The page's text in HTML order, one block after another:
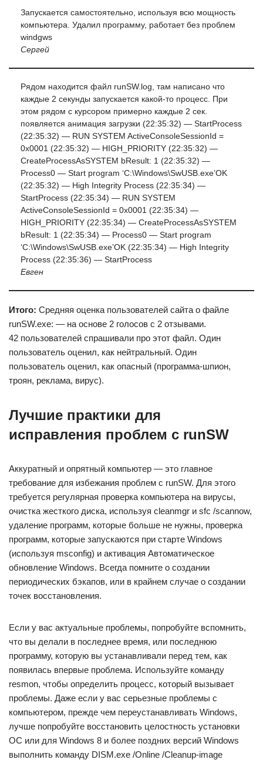
Запускается самостоятельно, используя всю мощность
компьютера. Удалил программу, работает без проблем
windgws
Сергей
Рядом находится файл runSW.log, там написано что
каждые 2 секунды запускается какой-то процесс. При
этом рядом с курсором примерно каждые 2 сек.
появляется анимация загрузки (22:35:32) — StartProcess
(22:35:32) — RUN SYSTEM ActiveConsoleSessionId =
0x0001 (22:35:32) — HIGH_PRIORITY (22:35:32) —
CreateProcessAsSYSTEM bResult: 1 (22:35:32) —
Process0 — Start program ‘C:\Windows\SwUSB.exe’OK
(22:35:32) — High Integrity Process (22:35:34) —
StartProcess (22:35:34) — RUN SYSTEM
ActiveConsoleSessionId = 0x0001 (22:35:34) —
HIGH_PRIORITY (22:35:34) — CreateProcessAsSYSTEM
bResult: 1 (22:35:34) — Process0 — Start program
‘C:\Windows\SwUSB.exe’OK (22:35:34) — High Integrity
Process (22:35:36) — StartProcess
Евген
Итого: Средняя оценка пользователей сайта о файле
runSW.exe: — на основе 2 голосов с 2 отзывами.
42 пользователей спрашивали про этот файл. Один
пользователь оценил, как нейтральный. Один
пользователь оценил, как опасный (программа-шпион,
троян, реклама, вирус).
Лучшие практики для
исправления проблем с runSW
Аккуратный и опрятный компьютер — это главное
требование для избежания проблем с runSW. Для этого
требуется регулярная проверка компьютера на вирусы,
очистка жесткого диска, используя cleanmgr и sfc /scannow,
удаление программ, которые больше не нужны, проверка
программ, которые запускаются при старте Windows
(используя msconfig) и активация Автоматическое
обновление Windows. Всегда помните о создании
периодических бэкапов, или в крайнем случае о создании
точек восстановления.
Если у вас актуальные проблемы, попробуйте вспомнить,
что вы делали в последнее время, или последнюю
программу, которую вы устанавливали перед тем, как
появилась впервые проблема. Используйте команду
resmon, чтобы определить процесс, который вызывает
проблемы. Даже если у вас серьезные проблемы с
компьютером, прежде чем переустанавливать Windows,
лучше попробуйте восстановить целостность установки
ОС или для Windows 8 и более поздних версий Windows
выполнить команду DISM.exe /Online /Cleanup-image